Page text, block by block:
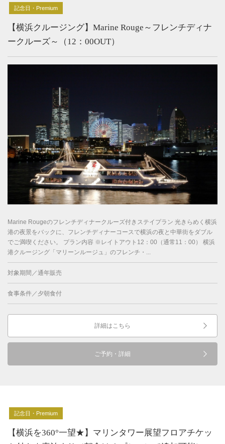
記念日・Premium
【横浜クルージング】Marine Rouge～フレンチディナ
ークルーズ～（12：00OUT）
Marine Rougeのフレンチディナークルーズ付きステイプラン 光きらめく横浜
港の夜景をバックに、フレンチディナーコースで横浜の夜と中華街をダブル
でご満喫ください。 プラン内容 ※レイトアウト12：00（通常11：00） 横浜
港クルージング「マリーンルージュ」のフレンチ・...
対象期間／通年販売
食事条件／夕朝食付
詳細はこちら
ご予約・詳細
記念日・Premium
【横浜を360°一望★】マリンタワー展望フロアチケッ